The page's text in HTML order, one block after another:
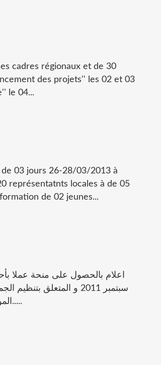
cadres régionaux et de 30
des projets'' les 02 et 03
le 04...
03 jours 26-28/03/2013 à
représentatnts locales à de 05
de 02 jeunes...
سبتمبر 2011 و المتعلق
..المواطنة و التنمية بالشمال الغربي............... نعلم بحصولنا على منحة...